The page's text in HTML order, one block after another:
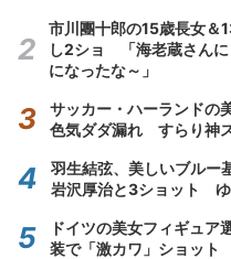
市川團十郎の15歳長女＆
し2ショ 「海老蔵さんに
になったな～」
サッカー・ハーランドの
色気ダダ漏れ すらり神
羽生結弦、美しいブルー
岩沢厚治と3ショット
ドイツの美女フィギュア
装で「激カワ」ショッ